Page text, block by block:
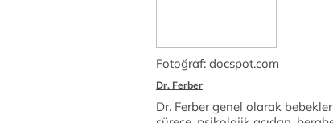
Fotoğraf: docspot.com
Dr. Ferber
Dr. Ferber genel olarak